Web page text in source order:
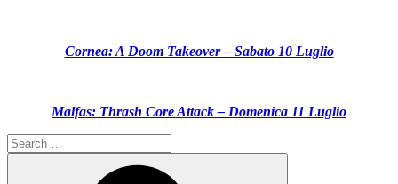
Cornea: A Doom Takeover – Sabato 10 Luglio
Malfas: Thrash Core Attack – Domenica 11 Luglio
Search
for: